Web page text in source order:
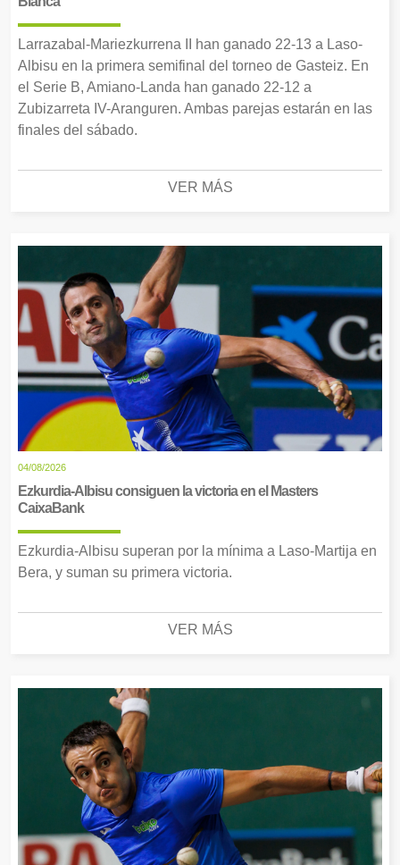
Larrazabal-Mariezkurrena II han ganado 22-13 a Laso-
Albisu en la primera semifinal del torneo de Gasteiz. En
el Serie B, Amiano-Landa han ganado 22-12 a
Zubizarreta IV-Aranguren. Ambas parejas estarán en las
finales del sábado.
VER MÁS
04/08/2026
Ezkurdia-Albisu consiguen la victoria en el Masters
CaixaBank
Ezkurdia-Albisu superan por la mínima a Laso-Martija en
Bera, y suman su primera victoria.
VER MÁS